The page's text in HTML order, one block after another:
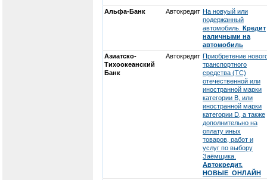
Альфа-Банк Автокредит На новуый или
подержанный
автомобиль. Кредит
наличными на
автомобиль
Азиатско-
Тихоокеанский
Банк
Автокредит Приобретение
транспортного
средства (ТС)
отечественной или
иностранной марки
категории В, или
иностранной марки
категории D, а также
дополнительно на
оплату иных
товаров, работ и
услуг по выбору
Заёмщика.
Автокредит.
НОВЫЕ_ОНЛАЙН